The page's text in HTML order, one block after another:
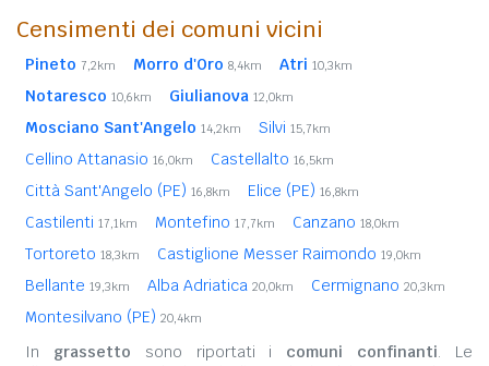
Censimenti dei comuni vicini
Pineto 7,2km Morro d'Oro 8,4km Atri 10,3km
Notaresco 10,6km Giulianova 12,0km
Mosciano Sant'Angelo 14,2km Silvi 15,7km
Cellino Attanasio 16,0km Castellalto 16,5km
Città Sant'Angelo (PE) 16,8km Elice (PE) 16,8km
Castilenti 17,1km Montefino 17,7km Canzano 18,0km
Tortoreto 18,3km Castiglione Messer Raimondo 19,0km
Bellante 19,3km Alba Adriatica 20,0km Cermignano 20,3km
Montesilvano (PE) 20,4km
In grassetto sono riportati i comuni confinanti. Le